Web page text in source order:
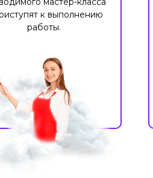
к выполнению
работы.